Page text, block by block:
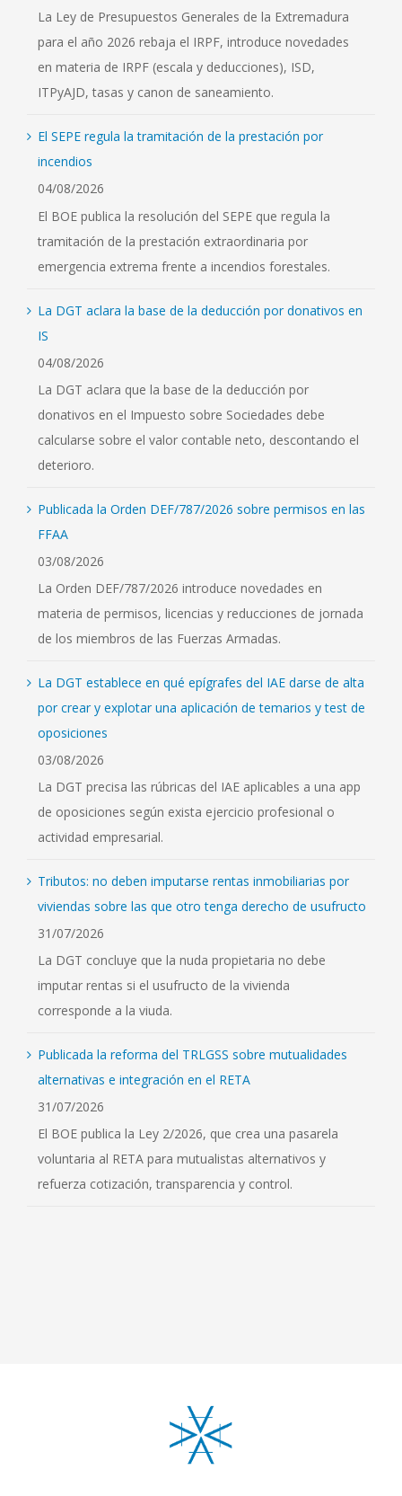
La Ley de Presupuestos Generales de la Extremadura
para el año 2026 rebaja el IRPF, introduce novedades
en materia de IRPF (escala y deducciones), ISD,
ITPyAJD, tasas y canon de saneamiento.
El SEPE regula la tramitación de la prestación por
incendios
04/08/2026
El BOE publica la resolución del SEPE que regula la
tramitación de la prestación extraordinaria por
emergencia extrema frente a incendios forestales.
La DGT aclara la base de la deducción por donativos en
IS
04/08/2026
La DGT aclara que la base de la deducción por
donativos en el Impuesto sobre Sociedades debe
calcularse sobre el valor contable neto, descontando el
deterioro.
Publicada la Orden DEF/787/2026 sobre permisos en las
FFAA
03/08/2026
La Orden DEF/787/2026 introduce novedades en
materia de permisos, licencias y reducciones de jornada
de los miembros de las Fuerzas Armadas.
La DGT establece en qué epígrafes del IAE darse de alta
por crear y explotar una aplicación de temarios y test de
oposiciones
03/08/2026
La DGT precisa las rúbricas del IAE aplicables a una app
de oposiciones según exista ejercicio profesional o
actividad empresarial.
Tributos: no deben imputarse rentas inmobiliarias por
viviendas sobre las que otro tenga derecho de usufructo
31/07/2026
La DGT concluye que la nuda propietaria no debe
imputar rentas si el usufructo de la vivienda
corresponde a la viuda.
Publicada la reforma del TRLGSS sobre mutualidades
alternativas e integración en el RETA
31/07/2026
El BOE publica la Ley 2/2026, que crea una pasarela
voluntaria al RETA para mutualistas alternativos y
refuerza cotización, transparencia y control.